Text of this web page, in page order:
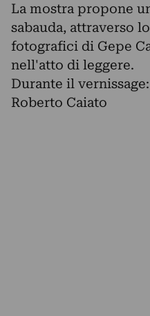
La mostra propone
sabauda, attraverso
fotografici di Gepe
nell'atto di leggere.
Durante il
Roberto Caiato